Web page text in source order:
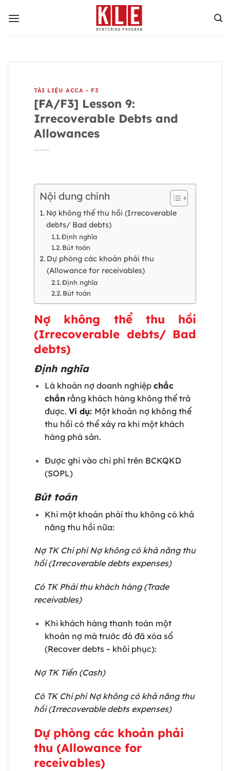
qua
TÀI LIỆU ACCA - F3
[FA/F3] Lesson 9:
Irrecoverable Debts and
Allowances
Nội dung chính
Nợ không thể thu hồi (Irrecoverable
debts/ Bad debts)
Định nghĩa
Bút toán
Dự phòng các khoản phải thu
(Allowance for receivables)
Định nghĩa
Bút toán
Nợ không thể thu hồi
(Irrecoverable debts/ Bad
debts)
Định nghĩa
Là khoản nợ doanh nghiệp chắc
chắnrằng khách hàng không thể trả
được. Ví dụ: Một khoản nợ không thể
thu hồi có thể xảy ra khi một khách
hàng phá sản.
Được ghi vào chi phí trên BCKQKD
(SOPL)
Bút toán
Khi một khoản phải thu không có khả
năng thu hồi nữa:
Nợ TK Chi phí Nợ không có khả năng thu
hồi (Irrecoverable debts expenses)
Có TK Phải thu khách hàng (Trade
receivables)
Khi khách hàng thanh toán một
khoản nợ mà trước đó đã xóa sổ
(Recover debts – khôi phục):
Nợ TK Tiền (Cash)
Có TK Chi phí Nợ không có khả năng thu
hồi (Irrecoverable debts expenses)
Dự phòng các khoản phải
thu (Allowance for
receivables)